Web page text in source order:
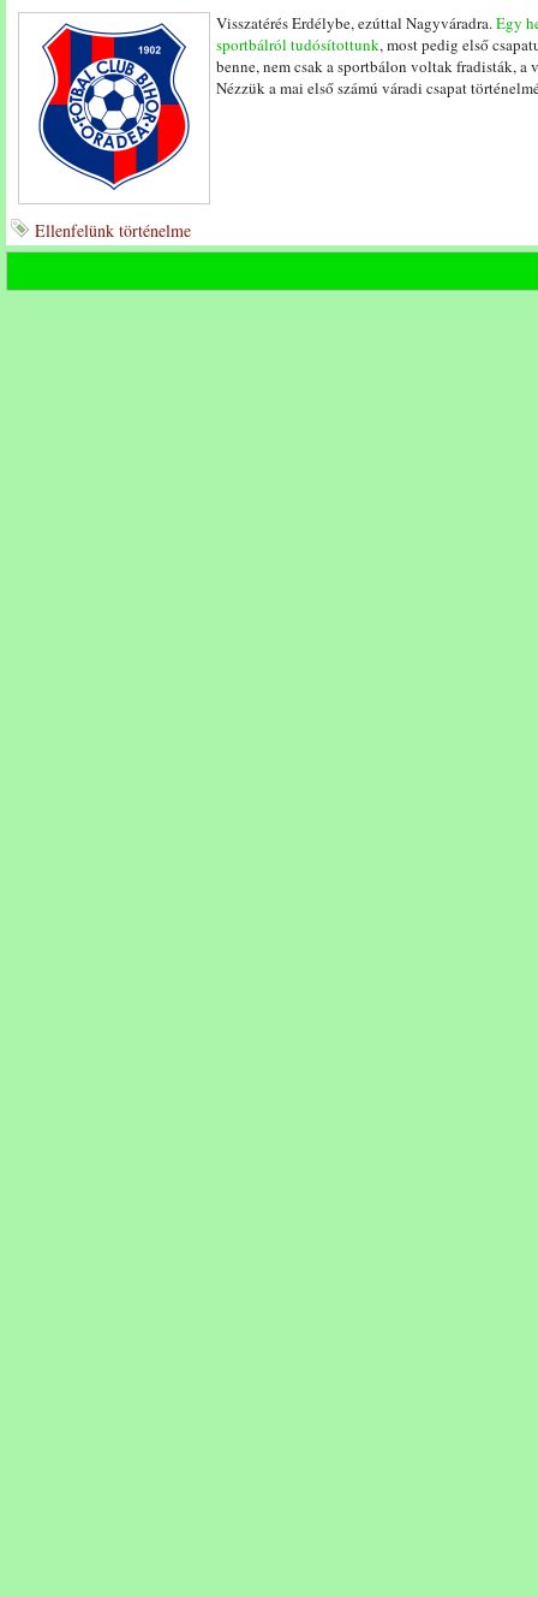
Visszatérés Erdélybe, ezúttal Nagyváradra.Egy
sportbálról tudósítottunk, most pedig első
benne, nem csak a sportbálon voltak fradisták, a
Nézzük a mai első számú váradi csapat
Ellenfelünk történelme